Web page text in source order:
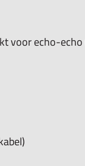
(afhankelijk
sonde,
s
voor echo-